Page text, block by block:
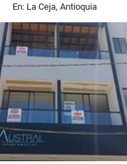
En: La Ceja, Antioquia